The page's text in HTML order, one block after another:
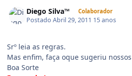
Diego Silva™ Colaborador
PostadoAbril 29, 2011 15 anos
Srº leia as regras.
Mas enfim, faça oque sugeriu
Boa Sorte